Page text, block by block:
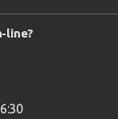
line?